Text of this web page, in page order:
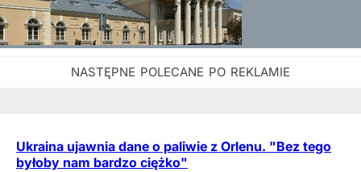
Ukraina ujawnia dane o paliwie z Orlenu. "Bez tego
byłoby nam bardzo ciężko"